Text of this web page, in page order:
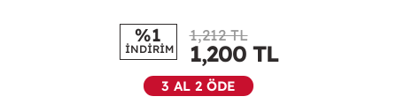
%1
İNDİRİM
1,212 TL
1,200TL
3 AL 2 ÖDE